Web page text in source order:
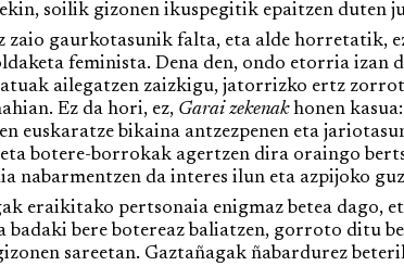
soilik gizonen ikuspegitik epaitzen duten
gaurkotasunik falta, eta alde horretatik,
feminista. Dena den, ondo etorria izan
ailegatzen zaizkigu, jatorrizko ertz
Ez da hori, ez, Garai zekenakhonen
euskaratze bikaina antzezpenen eta
botere-borrokak agertzen dira oraingo
nabarmentzen da interes ilun eta azpijoko
eraikitako pertsonaia enigmaz betea dago,
badaki bere botereaz baliatzen, gorroto ditu
sareetan. Gaztañagak ñabardurez